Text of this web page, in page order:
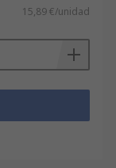
15,89 €/unidad